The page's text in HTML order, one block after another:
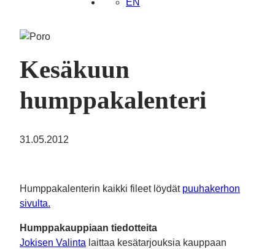
EN
Kesäkuun
humppakalenteri
31.05.2012
Humppakalenterin kaikki fileet löydät puuhakerhon
sivulta.
Humppakauppiaan tiedotteita
Jokisen Valinta laittaa kesätarjouksia kauppaan